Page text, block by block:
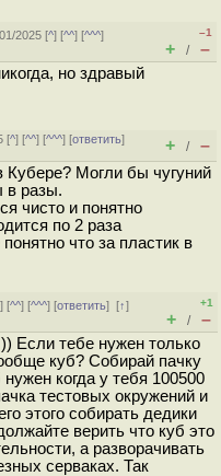
2025 [^] [^^] [^^^]
–1
+ / –
но здравый
[^] [^^] [^^^] [ответить]
+ / –
Могли бы чугуний
в разы.
чисто и понятно
по 2 раза
что за пластик в
] [^^] [^^^] [ответить][↑]
+1
+ / –
Если тебе нужен только
куб? Собирай пачку
когда у тебя 100500
тестовых окружений и
этого собирать дедики
верить что куб это
а разворачивать
серваках. Так